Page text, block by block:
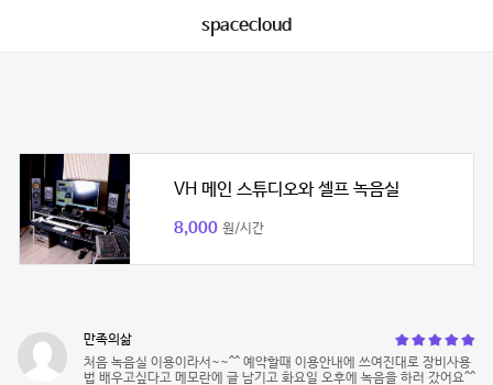
spacecloud
VH 메인 스튜디오와 셀프 녹음실
8,000 원/시간
만족의삶
처음 녹음실 이용이라서~~^^ 예약할때 이용안내에 쓰여진대로 장비사용
법 배우고싶다고 메모란에 글 남기고 화요일 오후에 녹음을 하러 갔어요^^